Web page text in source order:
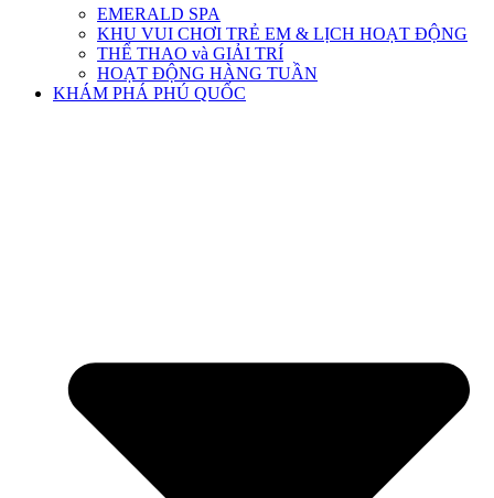
EMERALD SPA
KHU VUI CHƠI TRẺ EM & LỊCH HOẠT ĐỘNG
THỂ THAO và GIẢI TRÍ
HOẠT ĐỘNG HÀNG TUẦN
KHÁM PHÁ PHÚ QUỐC